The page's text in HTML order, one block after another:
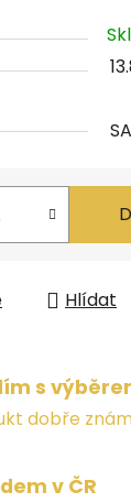
Hlídat
s
dobře
v ČR